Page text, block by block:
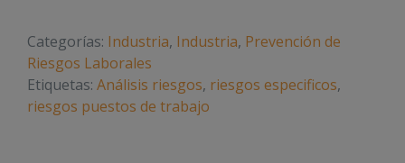
el
puesto
de
trabajo
cantidad
Categorías: Industria, Industria, Prevención de
Riesgos Laborales
Etiquetas: Análisis riesgos, riesgos especificos,
riesgos puestos de trabajo